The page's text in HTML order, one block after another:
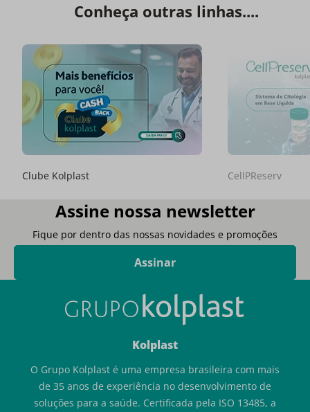
Conheça outras linhas....
Clube Kolplast CellPReserv
Assine nossa newsletter
Fique por dentro das nossas novidades e promoções
Assinar
Kolplast
O Grupo Kolplast é uma empresa brasileira com mais
de 35 anos de experiência no desenvolvimento de
soluções para a saúde. Certificada pela ISO 13485, a